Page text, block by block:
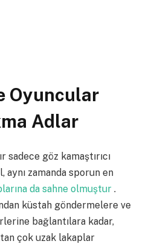
Oyuncular
Adlar
sadece göz kamaştırıcı
zamanda sporun en
da sahne olmuştur .
küstah göndermelere ve
bağlantılara kadar,
çok uzak lakaplar